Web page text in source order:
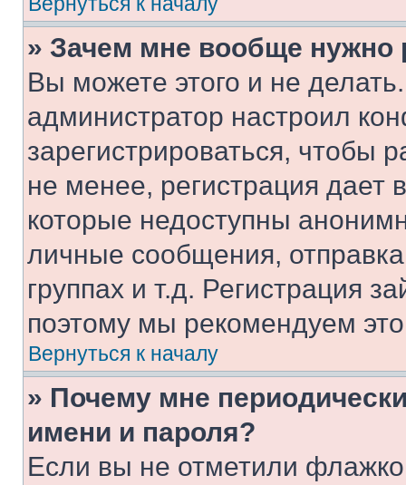
» Зачем мне вообще нужно
Вы можете этого и не
администратор настроил
зарегистрироваться, чтобы
не менее, регистрация
которые недоступны
личные сообщения,
группах и т.д. Регистрация
поэтому мы рекомендуем
Вернуться к началу
» Почему мне
имени и пароля?
Если вы не отметили